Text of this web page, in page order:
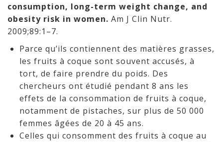
consumption, long-term weight change, and
obesity risk in women. Am J Clin Nutr.
2009;89:1–7.
Parce qu’ils contiennent des matières grasses,
les fruits à coque sont souvent accusés, à
tort, de faire prendre du poids. Des
chercheurs ont étudié pendant 8 ans les
effets de la consommation de fruits à coque,
notamment de pistaches, sur plus de 50 000
femmes âgées de 20 à 45 ans.
Celles qui consomment des fruits à coque au